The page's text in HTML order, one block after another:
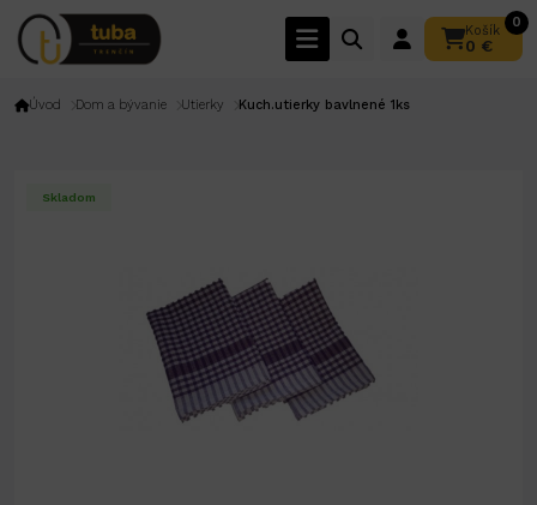
Košík
0
0 €
Úvod Dom a bývanie Utierky Kuch.utierky bavlnené 1ks
Skladom